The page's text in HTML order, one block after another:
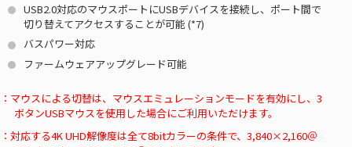
USB2.0対応のマウスポートにUSBデバイスを接続し、ポート間で
切り替えてアクセスすることが可能 (*7)
バスパワー対応
ファームウェアアップグレード可能
マウスによる切替は、マウスエミュレーションモードを有効にし、3
ボタンUSBマウスを使用した場合にご利用いただけます。
対応する4K UHD解像度は全て8bitカラーの条件で、3,840×2,160＠